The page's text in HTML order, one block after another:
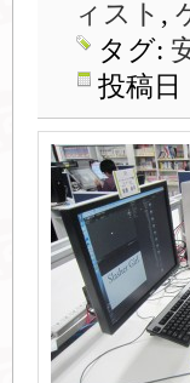
ィスト ,
タグ:
投稿日